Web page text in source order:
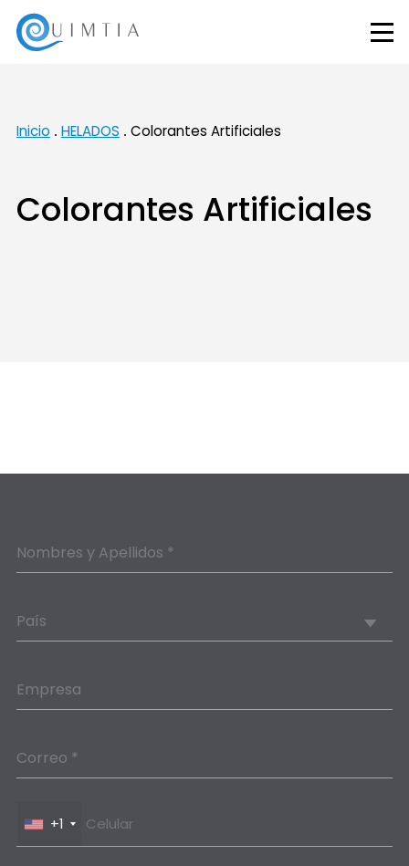
Inicio HELADOS Colorantes Artificiales
Colorantes Artificiales
Nombres y Apellidos *
País
Empresa
Correo *
+1